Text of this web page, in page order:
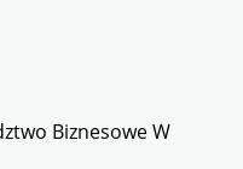
Biznesowe W